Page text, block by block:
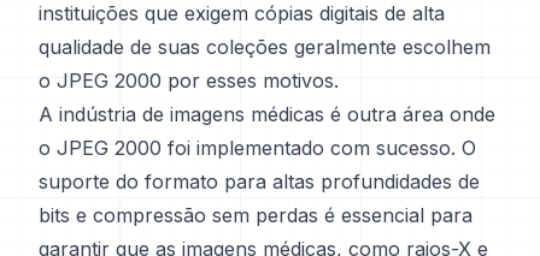
instituições que exigem cópias digitais de alta
qualidade de suas coleções geralmente escolhem
o JPEG 2000 por esses motivos.
A indústria de imagens médicas é outra área onde
o JPEG 2000 foi implementado com sucesso. O
suporte do formato para altas profundidades de
bits e compressão sem perdas é essencial para
garantir que as imagens médicas, como raios-X e